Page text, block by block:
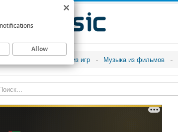
Музыка из игр Музыка из фильмов
Allow